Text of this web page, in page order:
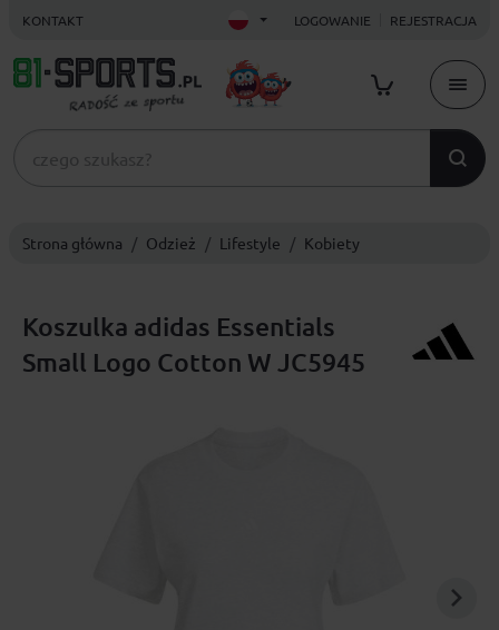
KONTAKT LOGOWANIE REJESTRACJA
Strona główna Odzież Lifestyle Kobiety
Koszulka adidas Essentials
Small Logo Cotton W JC5945